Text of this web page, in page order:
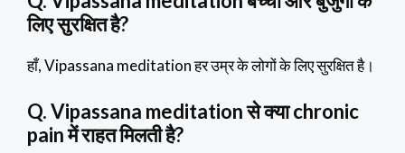
लिए सुरक्षित है?
हाँ, Vipassana meditation हर उम्र के लोगों के लिए सुरक्षित है।
Q.Vipassana meditation से क्या chronic
pain में राहत मिलती है?